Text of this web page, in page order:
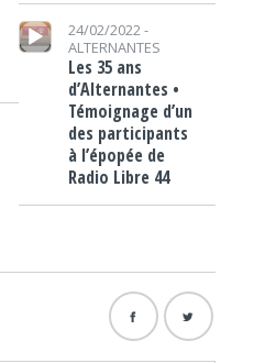
Lecteur audio
24/02/2022 -
ALTERNANTES
Les 35 ans
d’Alternantes •
Témoignage d’un
des participants
à l’épopée de
Radio Libre 44